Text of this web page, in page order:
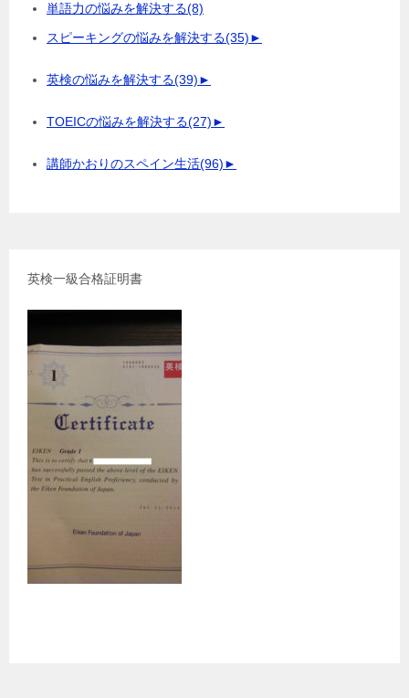
単語力の悩みを解決する(8)
スピーキングの悩みを解決する(35)►
英検の悩みを解決する(39)►
TOEICの悩みを解決する(27)►
講師かおりのスペイン生活(96)►
英検一級合格証明書